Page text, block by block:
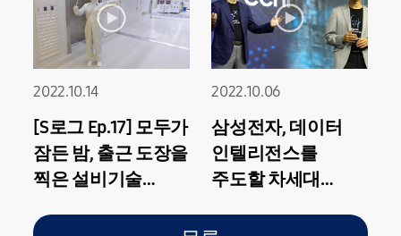
2022.10.14
[S로그 Ep.17] 모두가
잠든 밤, 출근 도장을
찍은 설비기술
하루
2022.10.06
삼성전자, 데이터
인텔리전스를
주도할 차세대
신기술 공개! ‘삼성